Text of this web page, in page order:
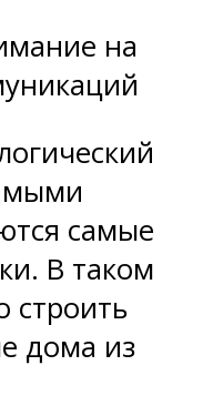
на
самые
В таком
строить
дома из